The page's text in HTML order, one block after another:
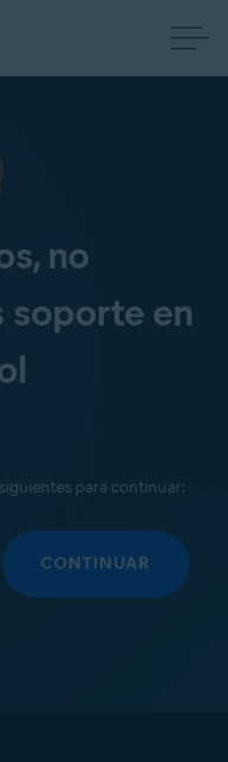
no
soporte en
para continuar:
CONTINUAR